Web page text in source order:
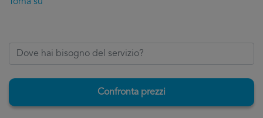
Confronta prezzi